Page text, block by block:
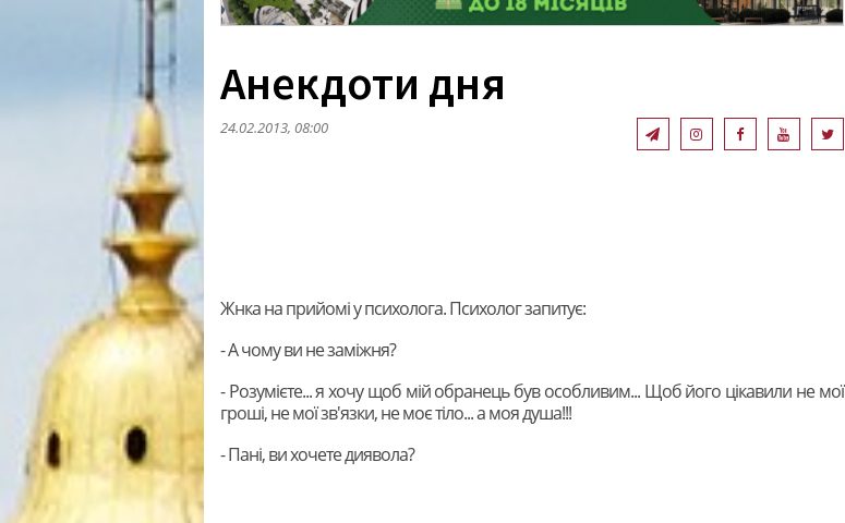
Анекдоти дня
24.02.2013, 08:00
Жнка на прийомі у психолога. Психолог запитує:
- А чому ви не заміжня?
- Розумієте... я хочу щоб мій обранець був особливим... Щоб його цікавили не мої
гроші, не мої зв'язки, не моє тіло... а моя душа!!!
- Пані, ви хочете диявола?